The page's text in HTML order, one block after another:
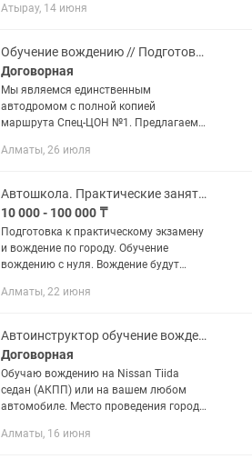
общественного транспорта и его
Атырау, 14 июня
Обучение вождению // Подготовка к практическому экзамену
Договорная
Мы являемся единственным
автодромом с полной копией
маршрута Спец-ЦОН №1. Предлагаем
услугами: Все наши автомобили новые,
оборудованы для...
Алматы, 26 июля
Автошкола. Практические занятия по вождению.
10 000 - 100 000 ₸
Подготовка к практическому экзамену
и вождение по городу. Обучение
вождению с нуля. Вождение будут
коробки автомат.
Алматы, 22 июня
Автоинструктор обучение вождению
Договорная
Обучаю вождению на Nissan Tiida
седан (АКПП) или на вашем любом
автомобиле. Место проведения город
приезжаете. Выбор времени и места
Алматы, 16 июня